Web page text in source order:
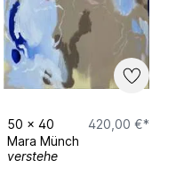
50 x 40
420,00 €*
Mara Münch
verstehe